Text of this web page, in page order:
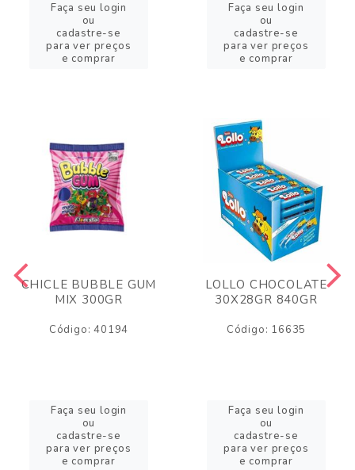
Faça seu login
ou
cadastre-se
para ver preços
e comprar
Faça seu login
ou
cadastre-se
para ver preços
e comprar
CHICLE BUBBLE GUM
MIX 300GR
Código: 40194
Faça seu login
ou
cadastre-se
para ver preços
e comprar
LOLLO CHOCOLATE
30X28GR 840GR
Código: 16635
Faça seu login
ou
cadastre-se
para ver preços
e comprar